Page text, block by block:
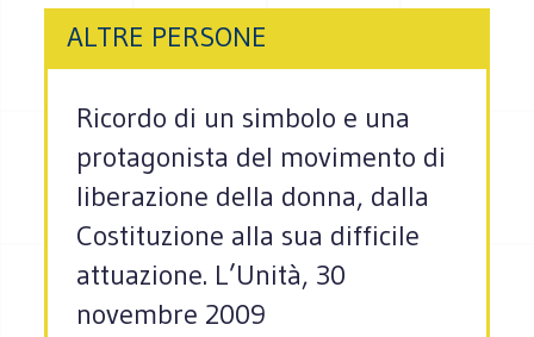
ALTRE PERSONE
Ricordo di un simbolo e una
protagonista del movimento di
liberazione della donna, dalla
Costituzione alla sua difficile
attuazione. L’Unità, 30
novembre 2009